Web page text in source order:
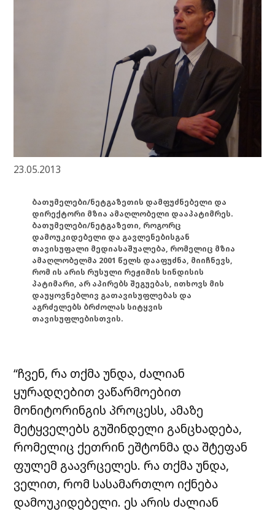
23.05.2013
ბათუმელები/ნეტგაზეთის დამფუძნებელი და
დირექტორი მზია ამაღლობელი დააპატიმრეს.
ბათუმელები/ნეტგაზეთი, როგორც
დამოუკიდებელი და გავლენებისგან
თავისუფალი მედიასაშუალება, რომელიც მზია
ამაღლობელმა 2001 წელს დააფუძნა, მიიჩნევს,
რომ ის არის რუსული რეჟიმის სინდისის
პატიმარი, არ აპირებს შეგუებას, ითხოვს მის
დაუყოვნებლივ გათავისუფლებას და
აგრძელებს ბრძოლას სიტყვის
თავისუფლებისთვის.
“ჩვენ, რა თქმა უნდა, ძალიან
ყურადღებით ვაწარმოებით
მონიტორინგის პროცესს, ამაზე
მეტყველებს გუშინდელი განცხადება,
რომელიც ქეთრინ ეშტონმა და შტეფან
ფულემ გაავრცელეს. რა თქმა უნდა,
ველით, რომ სასამართლო იქნება
დამოუკიდებელი. ეს არის ძალიან